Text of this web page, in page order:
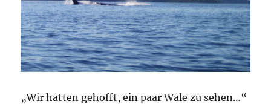
„Wir hatten gehofft, ein paar Wale zu sehen…“